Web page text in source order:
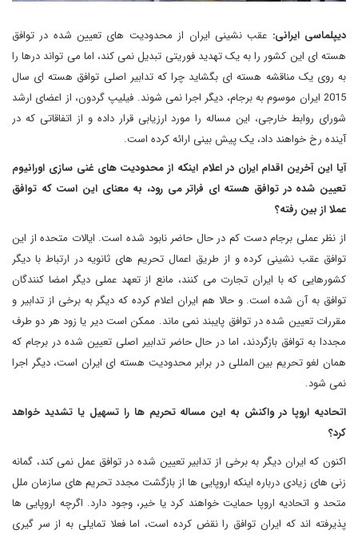
دیپلماسی ایرانی: عقب نشینی ایران از محدودیت های تعیین شده در توافق
هسته ای این کشور را به یک تهدید فوریتی تبدیل نمی کند، اما می تواند درها را
به روی یک مناقشه هسته ای بگشاید چرا که تدابیر اصلی توافق هسته ای سال
2015 ایران موسوم به برجام، دیگر اجرا نمی شوند. فیلیپ گردون، از اعضای ارشد
شورای روابط خارجی، این مساله را مورد ارزیابی قرار داده و از اتفاقاتی که در
آینده رخ خواهند داد، یک پیش بینی ارائه کرده است.
آیا این آخرین اقدام ایران در اعلام اینکه از محدودیت های غنی سازی اورانیوم
تعیین شده در توافق هسته ای فراتر می رود، به معنای این است که توافق
عملا از بین رفته؟
از نظر عملی برجام دست کم در حال حاضر نابود شده است. ایالات متحده از این
توافق عقب نشینی کرده و از طریق اعمال تحریم های ثانویه در ارتباط با دیگر
کشورهایی که با ایران تجارت می کنند، مانع از تعهد عملی دیگر امضا کنندگان
توافق به آن شده است. و حالا هم ایران اعلام کرده که دیگر به برخی از تدابیر و
مقررات تعیین شده در توافق پایبند نمی ماند. ممکن است دیر یا زود هر دو طرف
مجددا به توافق بازگردند، اما در حال حاضر تدابیر اصلی تعیین شده در برجام که
همان لغو تحریم بین المللی در برابر محدودیت هسته ای ایران است، دیگر اجرا
نمی شود.
اتحادیه اروپا در واکنش به این مساله تحریم ها را تسهیل یا تشدید خواهد
کرد؟
اکنون که ایران دیگر به برخی از تدابیر تعیین شده در توافق عمل نمی کند، گمانه
زنی های زیادی درباره اینکه اروپایی ها از بازگشت مجدد تحریم های سازمان ملل
متحد و اتحادیه اروپا حمایت خواهند کرد یا خیر، وجود دارد. اگرچه اروپایی ها
پذیرفته اند که ایران توافق را نقض کرده است، اما فعلا تمایلی به از سر گیری